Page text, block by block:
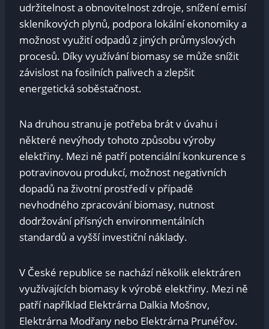
udržitelnost a obnovitelnost zdroje, snížení emisí
skleníkových plynů, podpora lokální ekonomiky a
možnost využití odpadů z jiných průmyslových
procesů. Díky využívání biomasy se může snížit
závislost na fosilních palivech a zlepšit
energetická soběstačnost.
Na druhou stranu je potřeba brát v úvahu i
některé nevýhody tohoto způsobu výroby
elektřiny. Mezi ně patří potenciální konkurence s
potravinovou produkcí, možnost negativních
dopadů na životní prostředí v případě
nevhodného zpracování biomasy, nutnost
dodržování přísných environmentálních
standardů a vyšší investiční náklady.
V České republice se nachází několik elektráren
využívajících biomasy k výrobě elektřiny. Mezi ně
patří například Elektrárna Dalkia Mošnov,
Elektrárna Modřany nebo Elektrárna Prunéřov.